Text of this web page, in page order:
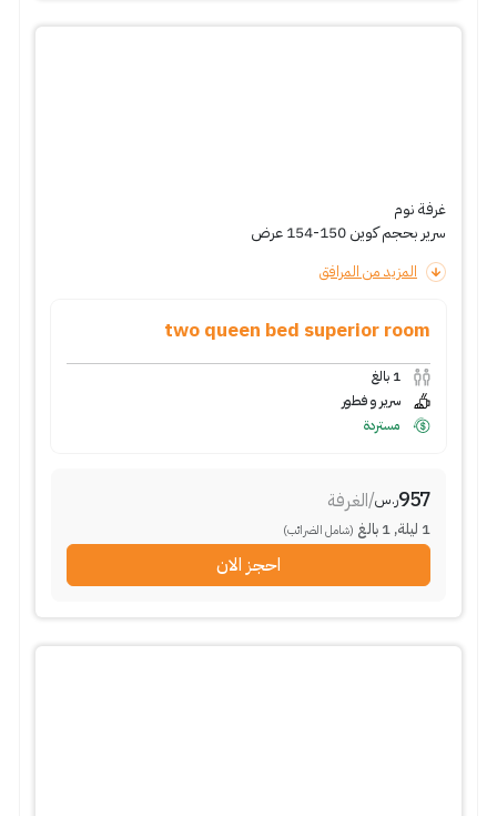
غرفة نوم
سرير بحجم كوين 150-154 عرض
المزيد من المرافق
two queen bed superior room
1 بالغ
سرير و فطور
مستردة
957ر.س/الغرفة
1 ليلة,
1 بالغ (شامل الضرائب)
احجز الان